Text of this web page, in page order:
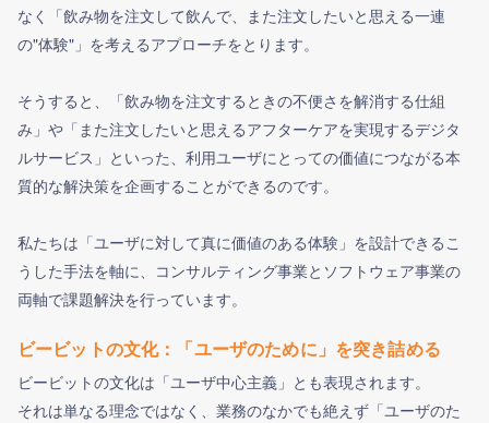
なく「飲み物を注文して飲んで、また注文したいと思える一連
の"体験"」を考えるアプローチをとります。
そうすると、「飲み物を注文するときの不便さを解消する仕組
み」や「また注文したいと思えるアフターケアを実現するデジタ
ルサービス」といった、利用ユーザにとっての価値につながる本
質的な解決策を企画することができるのです。
私たちは「ユーザに対して真に価値のある体験」を設計できるこ
うした手法を軸に、コンサルティング事業とソフトウェア事業の
両軸で課題解決を行っています。
ビービットの文化：「ユーザのために」を突き詰める
ビービットの文化は「ユーザ中心主義」とも表現されます。
それは単なる理念ではなく、業務のなかでも絶えず「ユーザのた
フォローをするとフォローした企業の〆切通知
特別オファーが届く可能性が高まります。
興味のある企業を気軽にフォローしてみましょ
う！
しばらくこのメッセージを表示しない
ログインが必要です。
フォローをするとフォローした企業からのイベン
ト通知や、
会員登録 ログイン
企業から一定期間内に案内がありますので
そちらをご参照ください。
OK
プレエントリーとフォローとは？
プレエントリーボタン押下後、企業サイトに遷
移する場合は
企業マイページ登録を完了させる必要がござい
フォローすると企業イベントの締切案内やリマ
インドメールなどが届くようになります。